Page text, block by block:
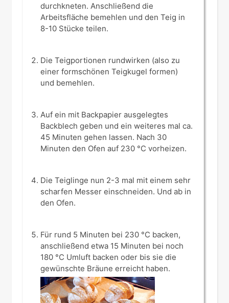
durchkneten. Anschließend die
Arbeitsfläche bemehlen und den Teig in
8-10 Stücke teilen.
Die Teigportionen rundwirken (also zu
einer formschönen Teigkugel formen)
und bemehlen.
Auf ein mit Backpapier ausgelegtes
Backblech geben und ein weiteres mal ca.
45 Minuten gehen lassen. Nach 30
Minuten den Ofen auf 230 °C vorheizen.
Die Teiglinge nun 2-3 mal mit einem sehr
scharfen Messer einschneiden. Und ab in
den Ofen.
Für rund 5 Minuten bei 230 °C backen,
anschließend etwa 15 Minuten bei noch
180 °C Umluft backen oder bis sie die
gewünschte Bräune erreicht haben.